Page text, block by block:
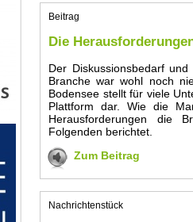
Beitrag
Die
Der Diskussionsbedarf
Branche war wohl noch
Bodensee stellt für viele
Plattform dar. Wie die
Herausforderungen die
Folgenden berichtet.
Zum Beitrag
Nachrichtenstück